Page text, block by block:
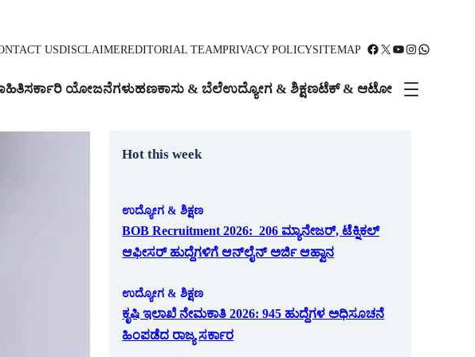
USDISCLAIMEREDITORIAL TEAMPRIVACY POLICYSITEMAP Facebook X YouTube Instagram WhatsApp
ಸರ್ಕಾರಿ ಯೋಜನೆಗಳುಹಣಕಾಸು & ಬೆಲೆಉದ್ಯೋಗ & ಶಿಕ್ಷಣಟೆಕ್ & ಆಟೋ
Hot this week
ಉದ್ಯೋಗ & ಶಿಕ್ಷಣ
BOB Recruitment 2026: 206 ಮ್ಯಾನೇಜರ್, ಟೆಕ್ನಿಕಲ್
ಆಫೀಸರ್ ಹುದ್ದೆಗಳಿಗೆ ಆನ್‌ಲೈನ್ ಅರ್ಜಿ ಆಹ್ವಾನ
ಉದ್ಯೋಗ & ಶಿಕ್ಷಣ
ಕೃಷಿ ಇಲಾಖೆ ನೇಮಕಾತಿ 2026: 945 ಹುದ್ದೆಗಳ ಅಧಿಸೂಚನೆ
ಹಿಂಪಡೆದ ರಾಜ್ಯ ಸರ್ಕಾರ